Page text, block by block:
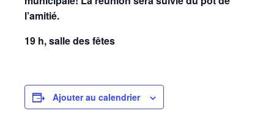
l’amitié.
19 h, salle des fêtes
Ajouter au calendrier